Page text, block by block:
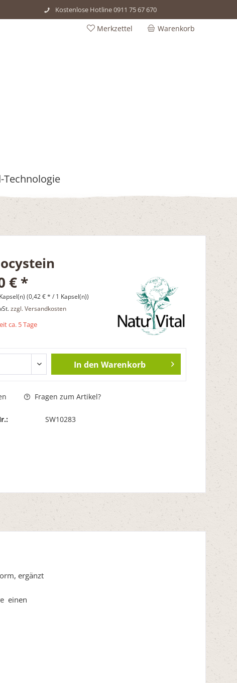
Kostenlose Hotline 0911 75 67 670
Warenkorb
Merkzettel
Technologie
€ *
(0,42 € * / 1 Kapsel(n))
zzgl. Versandkosten
ca. 5 Tage
In den Warenkorb
Fragen zum Artikel?
SW10283
ergänzt
einen